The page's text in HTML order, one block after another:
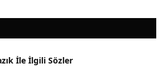
İle İlgili Sözler